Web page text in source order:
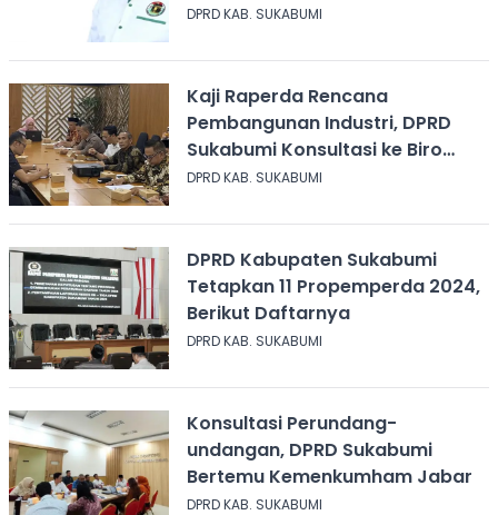
DPRD KAB. SUKABUMI
Kaji Raperda Rencana
Pembangunan Industri, DPRD
Sukabumi Konsultasi ke Biro
Hukum Pemprov Jabar
DPRD KAB. SUKABUMI
DPRD Kabupaten Sukabumi
Tetapkan 11 Propemperda 2024,
Berikut Daftarnya
DPRD KAB. SUKABUMI
Konsultasi Perundang-
undangan, DPRD Sukabumi
Bertemu Kemenkumham Jabar
DPRD KAB. SUKABUMI